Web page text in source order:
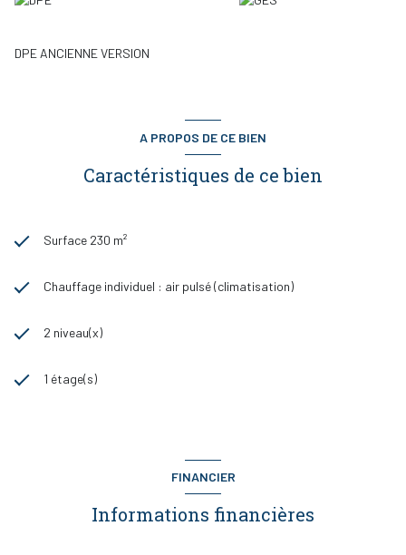
DPE ANCIENNE VERSION
A PROPOS DE CE BIEN
Caractéristiques de ce bien
Surface 230 m²
Chauffage individuel : air pulsé (climatisation)
2 niveau(x)
1 étage(s)
FINANCIER
Informations financières